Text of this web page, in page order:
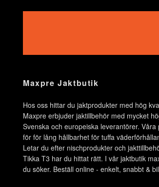
Maxpre Jaktbutik
Hos oss hittar du jaktprodukter med hög
Maxpre erbjuder jaktillbehör med mycket
Svenska och europeiska leverantörer.
för för lång hållbarhet för tuffa
Letar du efter nischprodukter och
Tikka T3 har du hittat rätt. I vår jaktbutik
du söker. Beställ online - enkelt, snabbt &